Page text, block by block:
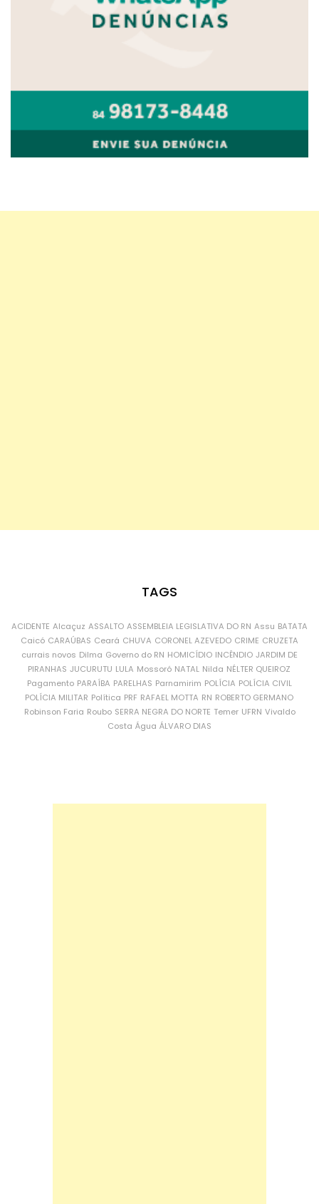
TAGS
ACIDENTE Alcaçuz ASSALTO ASSEMBLEIA LEGISLATIVA DO RN Assu BATATA
Caicó CARAÚBAS Ceará CHUVA CORONEL AZEVEDO CRIME CRUZETA
currais novos Dilma Governo do RN HOMICÍDIO INCÊNDIO JARDIM DE
PIRANHAS JUCURUTU LULA Mossoró NATAL Nilda NÉLTER QUEIROZ
Pagamento PARAÍBA PARELHAS Parnamirim POLÍCIA POLÍCIA CIVIL
POLÍCIA MILITAR Política PRF RAFAEL MOTTA RN ROBERTO GERMANO
Robinson Faria Roubo SERRA NEGRA DO NORTE Temer UFRN Vivaldo
Costa Água ÁLVARO DIAS